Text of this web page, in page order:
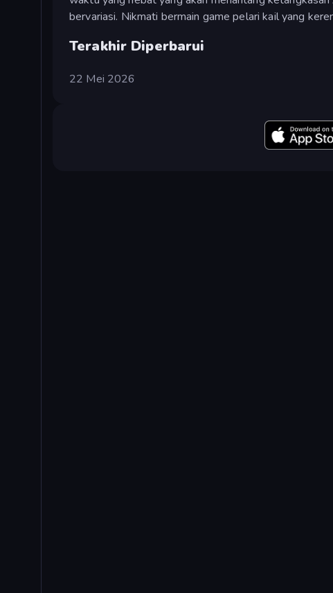
bervariasi. Nikmati bermain game pelari kail yang
Terakhir Diperbarui
22 Mei 2026